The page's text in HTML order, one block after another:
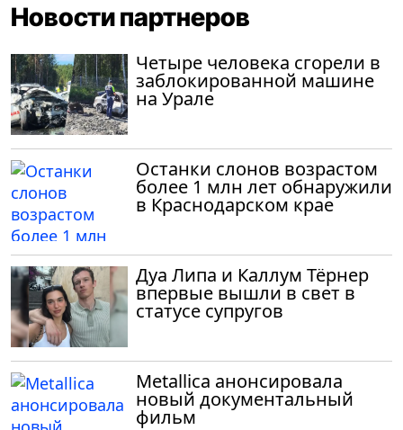
Новости партнеров
Четыре человека сгорели в
заблокированной машине
на Урале
Останки слонов возрастом
более 1 млн лет обнаружили
в Краснодарском крае
Дуа Липа и Каллум Тёрнер
впервые вышли в свет в
статусе супругов
Metallica анонсировала
новый документальный
фильм